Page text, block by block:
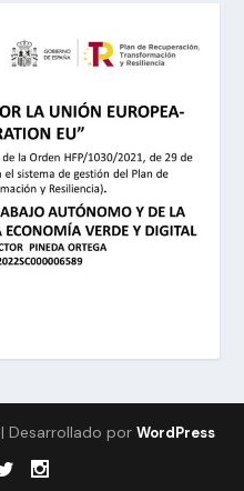
| Desarrollado por WordPress